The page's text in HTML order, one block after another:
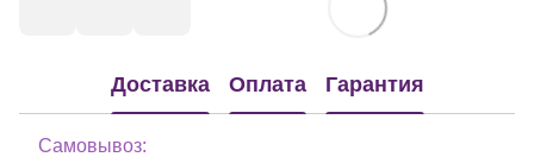
Доставка Оплата Гарантия
Самовывоз: